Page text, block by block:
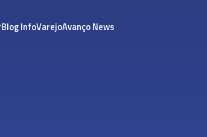
Blog InfoVarejoAvanço News